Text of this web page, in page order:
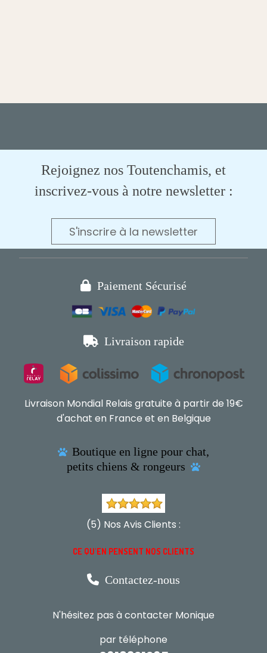
Rejoignez nos Toutenchamis, et
inscrivez-vous à notre newsletter :
S'inscrire à la newsletter
 Paiement Sécurisé
 Livraison rapide
Livraison Mondial Relais gratuite à partir de 19€
d'achat en France et en Belgique
 Boutique en ligne pour chat,
petits chiens & rongeurs

(5) Nos Avis Clients :
CE QU'EN PENSENT NOS CLIENTS
 Contactez-nous
N'hésitez pas à contacter Monique
par téléphone